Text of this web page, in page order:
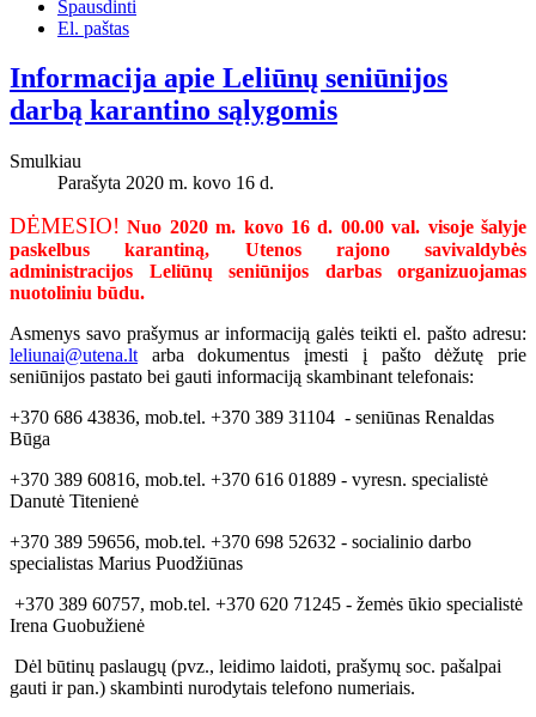
Spausdinti
El. paštas
Informacija apie Leliūnų seniūnijos
darbą karantino sąlygomis
Smulkiau
Parašyta 2020 m. kovo 16 d.
DĖMESIO! Nuo 2020 m. kovo 16 d. 00.00 val. visoje šalyje
paskelbus karantiną, Utenos rajono savivaldybės
administracijos Leliūnų seniūnijos darbas organizuojamas
nuotoliniu būdu.
Asmenys savo prašymus ar informaciją galės teikti el. pašto adresu:
leliunai@utena.lt arba dokumentus įmesti į pašto dėžutę prie
seniūnijos pastato bei gauti informaciją skambinant telefonais:
+370 686 43836, mob.tel. +370 389 31104 - seniūnas Renaldas
Būga
+370 389 60816, mob.tel. +370 616 01889 - vyresn. specialistė
Danutė Titenienė
+370 389 59656, mob.tel. +370 698 52632 - socialinio darbo
specialistas Marius Puodžiūnas
+370 389 60757, mob.tel. +370 620 71245 - žemės ūkio specialistė
Irena Guobužienė
Dėl būtinų paslaugų (pvz., leidimo laidoti, prašymų soc. pašalpai
gauti ir pan.) skambinti nurodytais telefono numeriais.